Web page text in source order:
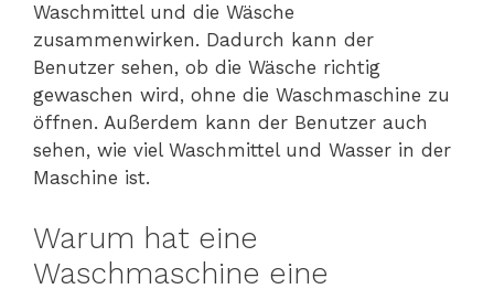
Waschmittel und die Wäsche
zusammenwirken. Dadurch kann der
Benutzer sehen, ob die Wäsche richtig
gewaschen wird, ohne die Waschmaschine zu
öffnen. Außerdem kann der Benutzer auch
sehen, wie viel Waschmittel und Wasser in der
Maschine ist.
Warum hat eine
Waschmaschine eine